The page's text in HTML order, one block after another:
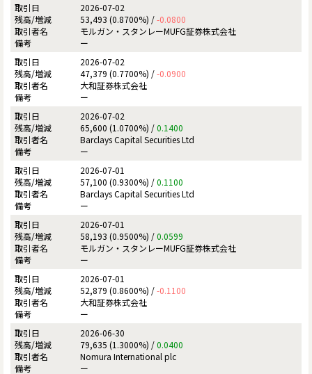
2026-07-02
53,493 (0.8700%) /-0.0800
モルガン・スタンレーMUFG証券株式会社
ー
2026-07-02
47,379 (0.7700%) /-0.0900
大和証券株式会社
ー
2026-07-02
65,600 (1.0700%) /0.1400
Barclays Capital Securities Ltd
ー
2026-07-01
57,100 (0.9300%) /0.1100
Barclays Capital Securities Ltd
ー
2026-07-01
58,193 (0.9500%) /0.0599
モルガン・スタンレーMUFG証券株式会社
ー
2026-07-01
52,879 (0.8600%) /-0.1100
大和証券株式会社
ー
2026-06-30
79,635 (1.3000%) /0.0400
Nomura International plc
ー